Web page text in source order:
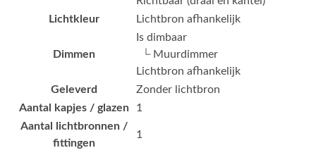
Lichtkleur
Lichtbron afhankelijk
Dimmen
Is dimbaar
└ Muurdimmer
Lichtbron afhankelijk
Geleverd
Zonder lichtbron
Aantal kapjes / glazen
1
Aantal lichtbronnen /
fittingen
1